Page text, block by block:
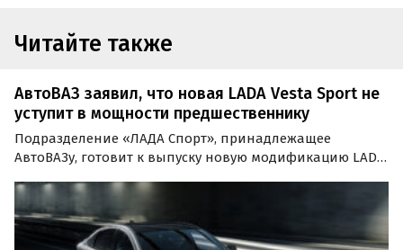
Читайте также
АвтоВАЗ заявил, что новая LADA Vesta Sport не
уступит в мощности предшественнику
Подразделение «ЛАДА Спорт», принадлежащее
АвтоВАЗу, готовит к выпуску новую модификацию LADA
в истории бренда.